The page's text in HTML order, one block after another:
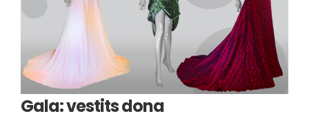
Gala: vestits dona